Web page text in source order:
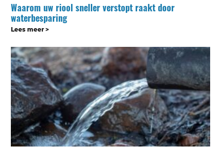
Waarom uw riool sneller verstopt raakt door
waterbesparing
Lees meer >